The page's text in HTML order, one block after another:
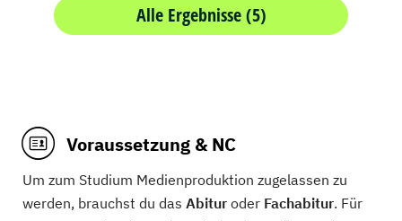
Alle Ergebnisse (5)
Voraussetzung & NC
Um zum Studium Medienproduktion zugelassen zu
werden, brauchst du das Abitur oder Fachabitur. Für